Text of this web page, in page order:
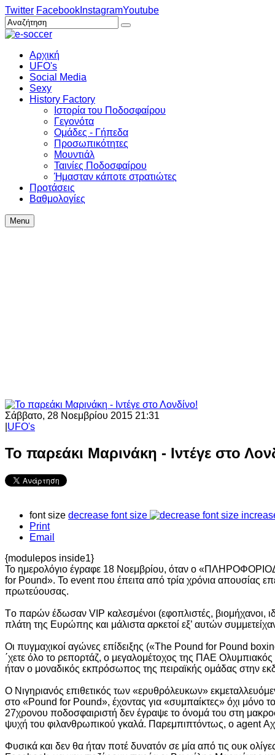
Twitter Facebook InstagramYoutube
Αρχική
UFO's
Social Media
Sexy
History Factory
Ιστορία του Ποδοσφαίρου
Γεγονότα
Ομάδες - Γήπεδα
Προσωπικότητες
Μουντιάλ
Ταινίες Ποδοσφαίρου
Ήμασταν κάποτε στρατιώτες
Προτάσεις
Βαθμολογίες
Menu
Σάββατο, 28 Νοεμβρίου 2015 21:31
UFO's
Το παρεάκι Μαρινάκη - Ιντέγε στο
font size decrease font size
Print
Email
{modulepos inside1}
Το ημερολόγιο έγραφε 18 Νοεμβρίου, όταν ο
for Pound». Το event που έπειτα από τρία χρόνια απουσίας
πρωτεύουσας.
Tο παρών έδωσαν VIP καλεσμένοι (εφοπλιστές, βιομήχανοι,
πλάτη της Ευρώπης και μάλιστα αρκετοί εξ’ αυτών
Οι πυγμαχικοί αγώνες επίδειξης («The Pound for Pound
΄χετε όλο το ρεπορτάζ, ο μεγαλομέτοχος της ΠΑΕ
ήταν ο μοναδικός εκπρόσωπος της πειραϊκής ομάδας στην
Ο Νιγηριανός επιθετικός των «ερυθρόλευκων»
στο «Pound for Pound», έχοντας για «συμπαίκτες» όχι μόνο
27χρονου ποδοσφαιριστή δεν έγραψε το όνομά του στη
ψυχή του φιλανθρωπικού γκαλά. Παρεμπιπτόντως, ο agent
Φυσικά και δεν θα ήταν ποτέ δυνατόν σε μία από τις ουκ